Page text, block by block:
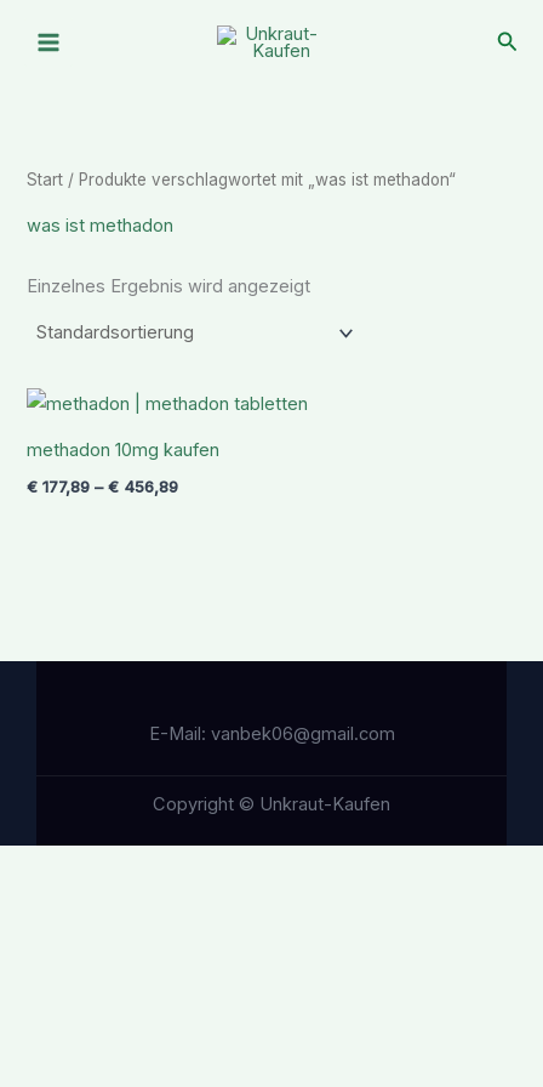
Inhalt
Start / Produkte verschlagwortet mit „was ist methadon“
was ist methadon
Einzelnes Ergebnis wird angezeigt
methadon 10mg kaufen
€ 177,89 –€ 456,89
Preisspanne:
€ 456,89
E-Mail: vanbek06@gmail.com
Copyright © Unkraut-Kaufen